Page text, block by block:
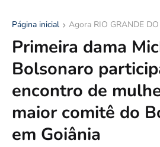
Página inicial Agora RIO GRANDE
Primeira dama
Bolsonaro
encontro de
maior comitê do
em Goiânia